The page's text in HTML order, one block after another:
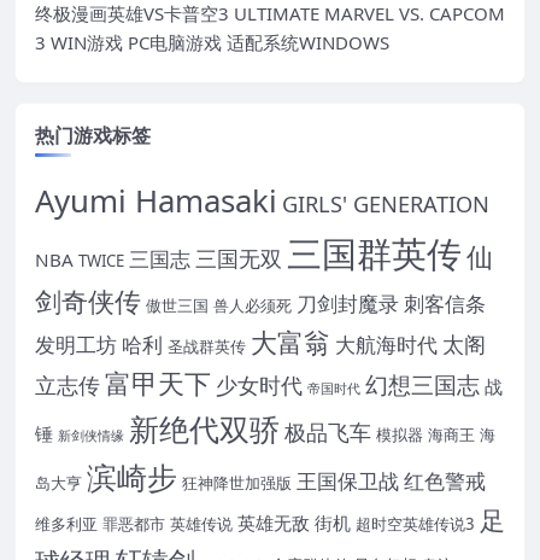
终极漫画英雄VS卡普空3 ULTIMATE MARVEL VS. CAPCOM
3 WIN游戏 PC电脑游戏 适配系统WINDOWS
热门游戏标签
Ayumi Hamasaki GIRLS' GENERATION
NBA TWICE 三国志三国无双 三国群英传仙
剑奇侠传 傲世三国 兽人必须死 刀剑封魔录刺客信条
发明工坊 哈利 圣战群英传 大富翁 大航海时代 太阁
立志传富甲天下 少女时代 帝国时代 幻想三国志 战
锤 新剑侠情缘 新绝代双骄 极品飞车 模拟器 海商王 海
岛大亨 滨崎步 狂神降世加强版 王国保卫战红色警戒
维多利亚 罪恶都市 英雄传说 英雄无敌 街机 超时空英雄传说3 足